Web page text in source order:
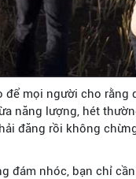
để mọi người cho
năng lượng, hét
đăng rồi không
đám nhóc, bạn chỉ